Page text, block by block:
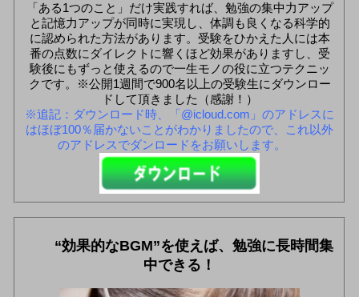
「ある1つのこと」だけ実践すれば、勉強の集中力アップ
と記憶力アップが同時に実現し、体調も良くなる科学的
に認められた方法があります。受験をひかえた人には本
番の点数にダイレクトに響くほど効果がありますし、受
験後にもずっと使えるので一生モノの役に立つテクニッ
クです。※公開1週間で900名以上の受験生にダウンロー
ドして頂きました（感謝！）
※追記：ダウンロード時、「@icloud.com」のアドレスに
はほぼ100％届かないことがわかりましたので、これ以外
のアドレスでダンロードをお願いします。
“効果的なBGM”を使えば、勉強に長時間集
中できる！